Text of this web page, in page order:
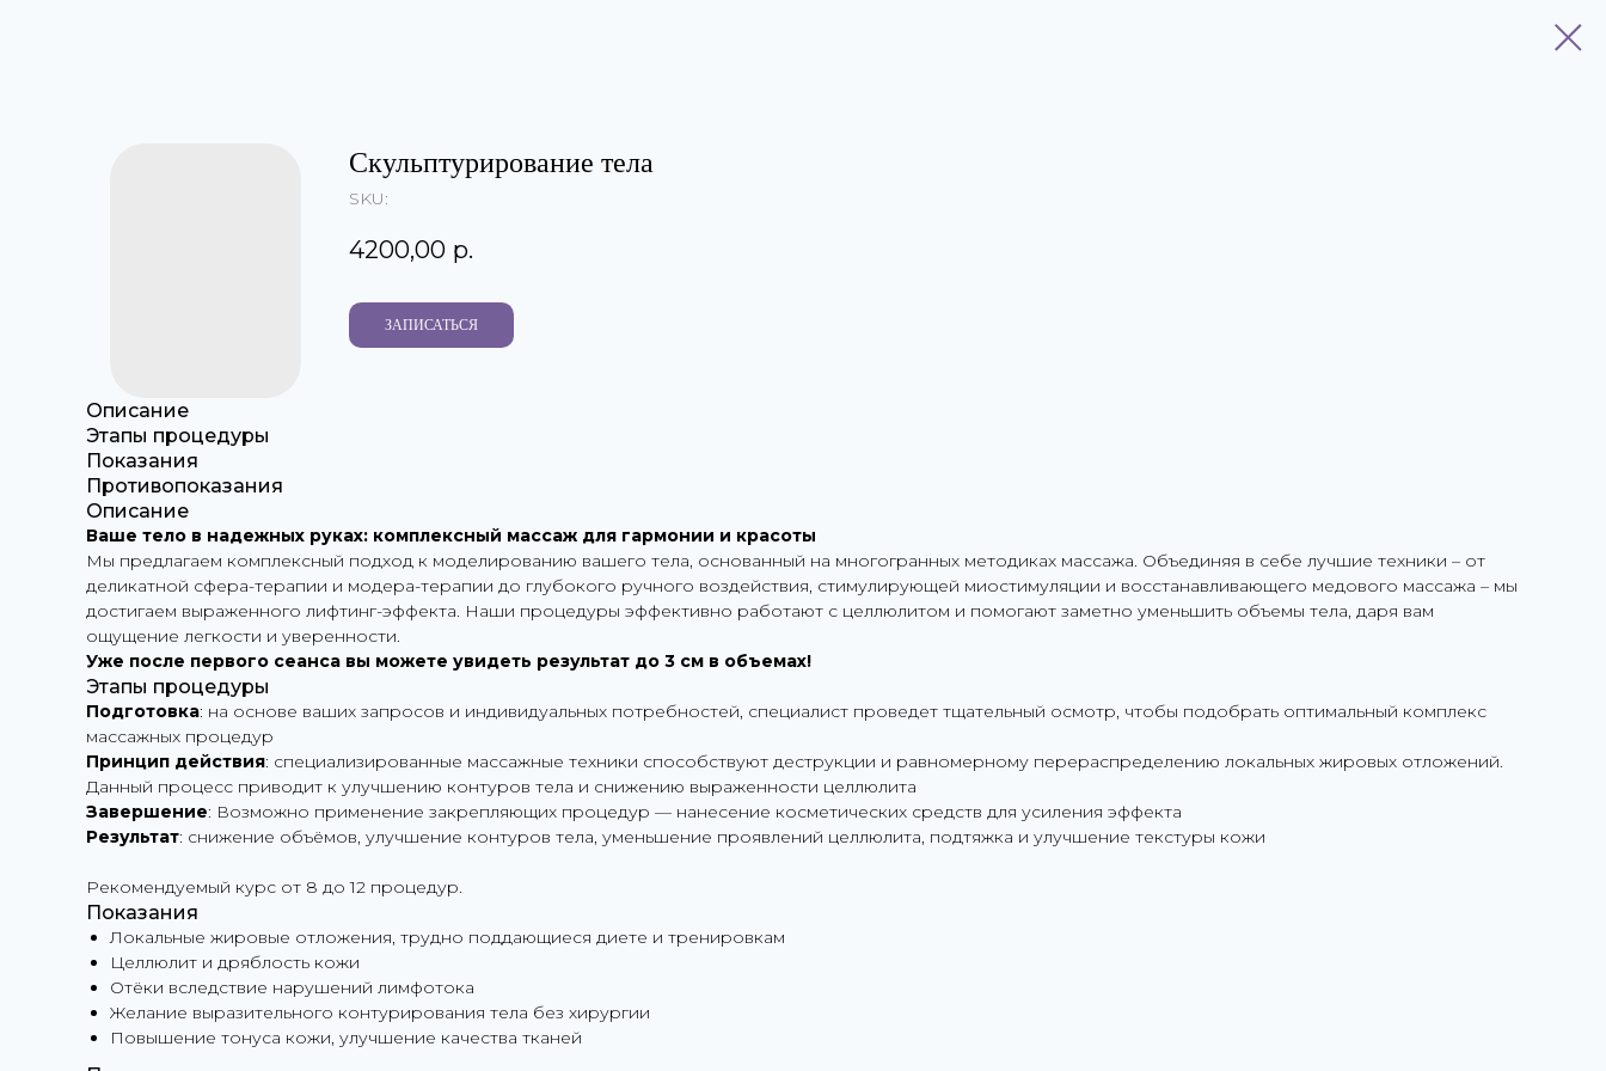
Скульптурирование тела
SKU:
4200,00 р.
ЗАПИСАТЬСЯ
Описание
Этапы процедуры
Показания
Противопоказания
Описание
Ваше тело в надежных руках: комплексный массаж для гармонии и красоты
Мы предлагаем комплексный подход к моделированию вашего тела, основанный на многогранных методиках массажа. Объединяя в себе лучшие техники – от
деликатной сфера-терапии и модера-терапии до глубокого ручного воздействия, стимулирующей миостимуляции и восстанавливающего медового массажа – мы
достигаем выраженного лифтинг-эффекта. Наши процедуры эффективно работают с целлюлитом и помогают заметно уменьшить объемы тела, даря вам
ощущение легкости и уверенности.
Уже после первого сеанса вы можете увидеть результат до 3 см в объемах!
Этапы процедуры
Подготовка: на основе ваших запросов и индивидуальных потребностей, специалист проведет тщательный осмотр, чтобы подобрать оптимальный комплекс
массажных процедур
Принцип действия: специализированные массажные техники способствуют деструкции и равномерному перераспределению локальных жировых отложений.
Данный процесс приводит к улучшению контуров тела и снижению выраженности целлюлита
Завершение: Возможно применение закрепляющих процедур — нанесение косметических средств для усиления эффекта
Результат: снижение объёмов, улучшение контуров тела, уменьшение проявлений целлюлита, подтяжка и улучшение текстуры кожи
Рекомендуемый курс от 8 до 12 процедур.
Показания
Локальные жировые отложения, трудно поддающиеся диете и тренировкам
Целлюлит и дряблость кожи
Отёки вследствие нарушений лимфотока
Желание выразительного контурирования тела без хирургии
Повышение тонуса кожи, улучшение качества тканей